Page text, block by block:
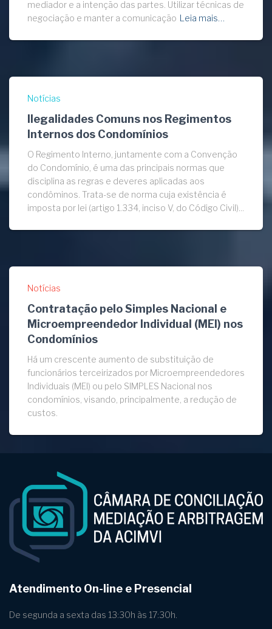
mediador e a intenção das partes. Utilizar técnicas de
negociação e manter a comunicação Leia mais…
Notícias
Ilegalidades Comuns nos Regimentos
Internos dos Condomínios
O Regimento Interno, juntamente com a Convenção
do Condomínio, é uma das principais normas que
disciplina as regras e deveres aplicadas aos
condôminos. Trata-se de norma cuja existência é
imposta por lei (artigo 1.334, inciso V, do Código Civil)...
Notícias
Contratação pelo Simples Nacional e
Microempreendedor Individual (MEI) nos
Condomínios
Há um crescente aumento de substituição de
funcionários terceirizados por Microempreendedores
Individuais (MEI) ou pelo SIMPLES Nacional nos
condomínios, visando, principalmente, a redução de
custos.
Atendimento On-line e Presencial
De segunda a sexta das 13:30h às 17:30h.